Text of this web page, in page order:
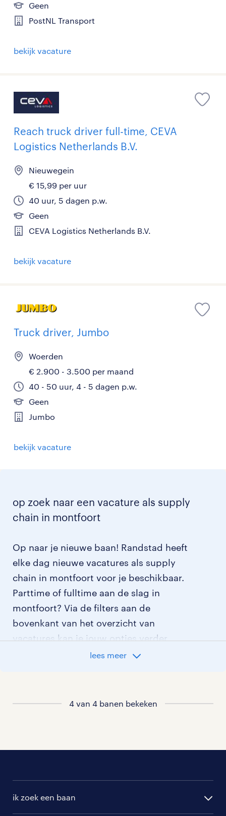
Geen
PostNL Transport
bekijk vacature
Reach truck driver full-time, CEVA
Logistics Netherlands B.V.
Nieuwegein
€ 15,99 per uur
40 uur, 5 dagen p.w.
Geen
CEVA Logistics Netherlands B.V.
bekijk vacature
Truck driver, Jumbo
Woerden
€ 2.900 - 3.500 per maand
40 - 50 uur, 4 - 5 dagen p.w.
Geen
Jumbo
bekijk vacature
op zoek naar een vacature als supply
chain in montfoort
Op naar je nieuwe baan! Randstad heeft
elke dag nieuwe vacatures als supply
chain in montfoort voor je beschikbaar.
Parttime of fulltime aan de slag in
montfoort? Via de filters aan de
bovenkant van het overzicht van
vacatures kan je jouw opties verder
alle vacatures in montfoortof hier
lees meer
4 van 4 banen bekeken
ik zoek een baan